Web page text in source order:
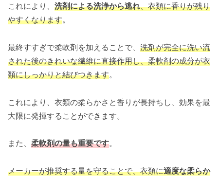
これにより、 洗剤による洗浄から逃れ、衣類に香りが残り
やすくなります。
最終すすぎで柔軟剤を加えることで、 洗剤が完全に洗い流
された後のきれいな繊維に直接作用し、柔軟剤の成分が衣
類にしっかりと結びつきます。
これにより、衣類の柔らかさと香りが長持ちし、効果を最
大限に発揮することができます。
また、 柔軟剤の量も重要です。
メーカーが推奨する量を守ることで、衣類に適度な柔らか